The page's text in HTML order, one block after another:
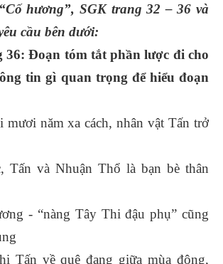
hương”, SGK trang 32 – 36 và
cầu bên dưới:
36: Đoạn tóm tắt phần lược đi cho
tin gì quan trọng để hiểu đoạn
mươi năm xa cách, nhân vật Tấn trở
Tấn và Nhuận Thổ là bạn bè thân
- “nàng Tây Thi đậu phụ” cũng
Tấn về quê đang giữa mùa đông,